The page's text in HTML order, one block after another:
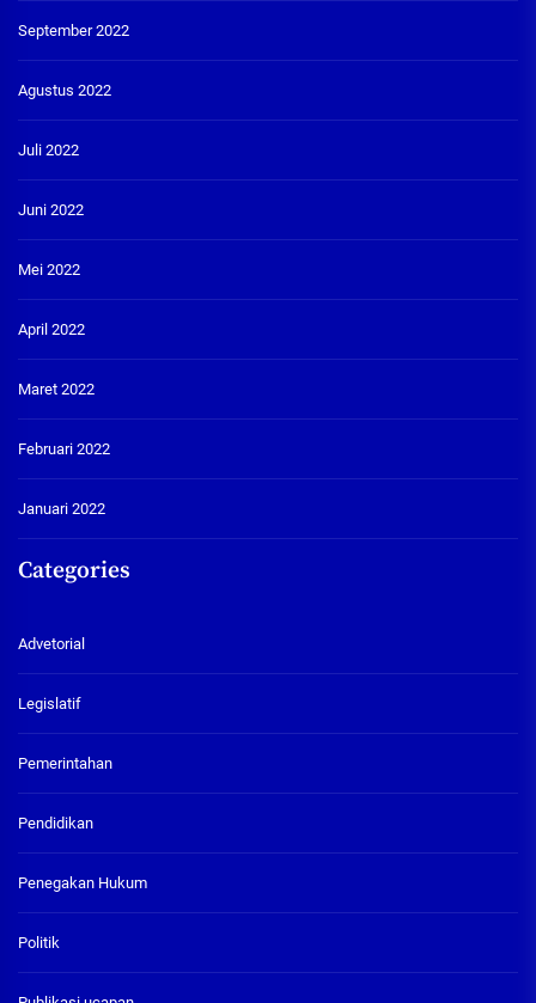
September 2022
Agustus 2022
Juli 2022
Juni 2022
Mei 2022
April 2022
Maret 2022
Februari 2022
Januari 2022
Categories
Advetorial
Legislatif
Pemerintahan
Pendidikan
Penegakan Hukum
Politik